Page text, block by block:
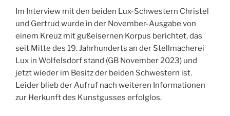
Im Interview mit den beiden Lux-Schwestern Christel
und Gertrud wurde in der November-Ausgabe von
einem Kreuz mit gußeisernen Korpus berichtet, das
seit Mitte des 19. Jahrhunderts an der Stellmacherei
Lux in Wölfelsdorf stand (GB November 2023) und
jetzt wieder im Besitz der beiden Schwestern ist.
Leider blieb der Aufruf nach weiteren Informationen
zur Herkunft des Kunstgusses erfolglos.